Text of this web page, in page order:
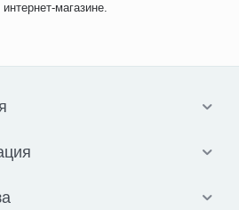
магазине.